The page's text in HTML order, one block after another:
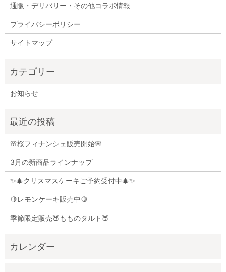
通販・デリバリー・その他コラボ情報
プライバシーポリシー
サイトマップ
お知らせ
🌸桜フィナンシェ販売開始🌸
3月の新商品ラインナップ
✨🎄クリスマスケーキご予約受付中🎄✨
🍋レモンケーキ販売中🍋
季節限定販売🍑もものタルト🍑